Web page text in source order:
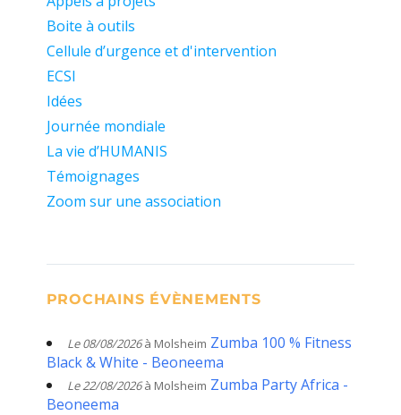
Boite à outils
Cellule d’urgence et d'intervention
ECSI
Idées
Journée mondiale
La vie d’HUMANIS
Témoignages
Zoom sur une association
PROCHAINS ÉVÈNEMENTS
Le 08/08/2026à Molsheim Zumba 100 % Fitness
Black & White - Beoneema
Le 22/08/2026à Molsheim Zumba Party Africa -
Beoneema